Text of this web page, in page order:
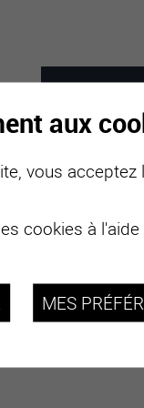
7 -
MARS
aux
vous
cookies à
MES